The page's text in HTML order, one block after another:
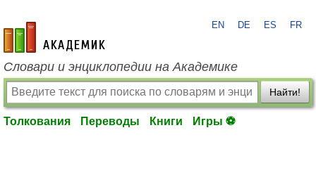
academic.ru
EN DE ES FR
Словари и энциклопедии на Академике
Найти!
Толкования Переводы Книги Игры ⚽